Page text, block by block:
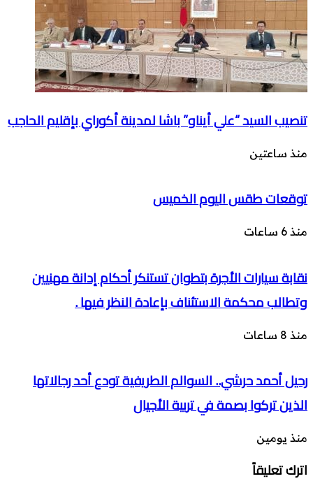
تنصيب السيد “علي أيناو” باشا لمدينة أكوراي بإقليم الحاجب
منذ ساعتين
توقعات طقس اليوم الخميس
منذ 6 ساعات
نقابة سيارات الأجرة بتطوان تستنكر أحكام إدانة مهنيين
وتطالب محكمة الاستئناف بإعادة النظر فيها .
منذ 8 ساعات
رحيل أحمد حرشي.. السوالم الطريفية تودع أحد رجالاتها
الذين تركوا بصمة في تربية الأجيال
منذ يومين
اترك تعليقاً